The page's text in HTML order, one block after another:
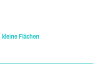
kleine Flächen